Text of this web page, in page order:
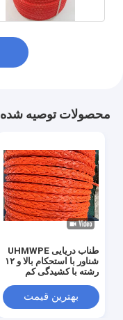
محصولات توصیه شده
طناب دریایی UHMWPE
شناور با استحکام بالا و ۱۲
رشته با کشیدگی کم
بهترین قیمت